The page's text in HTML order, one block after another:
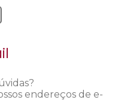
endereços de e-